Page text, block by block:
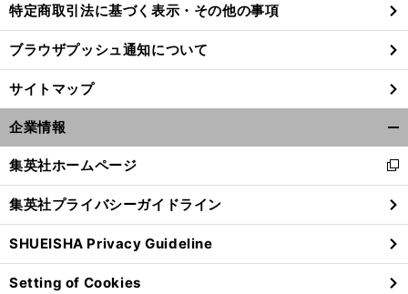
特定商取引法に基づく表示・その他の事項
ブラウザプッシュ通知について
サイトマップ
企業情報
閉
る
集英社ホームページ
新
し
い
ウ
ィ
ン
ド
集英社プライバシーガイドライン
SHUEISHA Privacy Guideline
Setting of Cookies